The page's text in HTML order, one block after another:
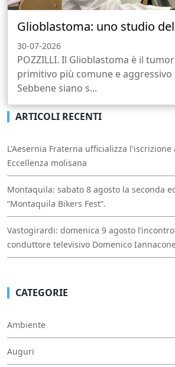
Glioblastoma: uno studio
30-07-2026
POZZILLI. Il Glioblastoma è il
primitivo più comune e aggressivo
Sebbene siano s...
ARTICOLI RECENTI
L'Aesernia Fraterna ufficializza
Eccellenza molisana
Montaquila: sabato 8 agosto la seconda
“Montaquila Bikers Fest”.
Vastogirardi: domenica 9 agosto
conduttore televisivo Domenico
CATEGORIE
Ambiente
Auguri